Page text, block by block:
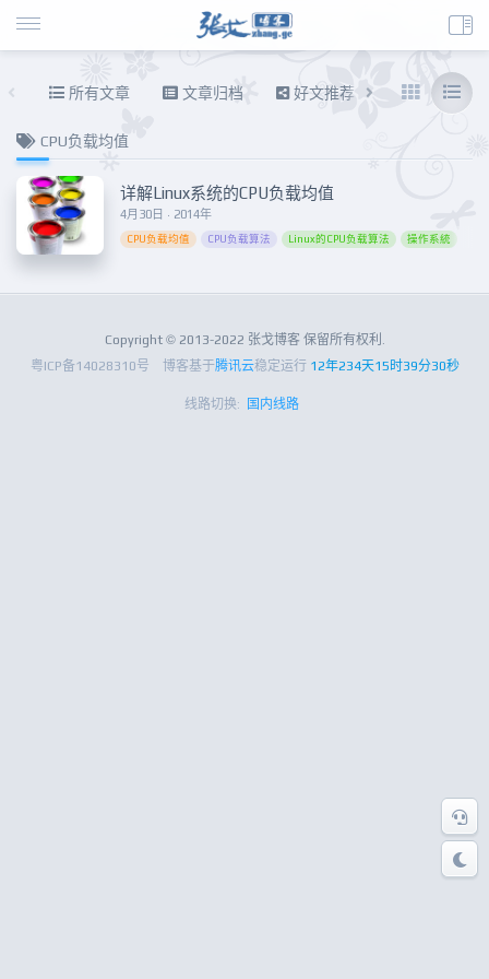
所有文章 文章归档 好文推荐 东拉西扯
CPU负载均值
4月30日 · 2014年
详解Linux系统的CPU负载均值
CPU负载均值 CPU负载算法 Linux的CPU负载算法 操作系統
Copyright © 2013-2022 张戈博客 保留所有权利.
粤ICP备14028310号
博客基于腾讯云稳定运行 12年234天15时39分30秒
线路切换: 国内线路